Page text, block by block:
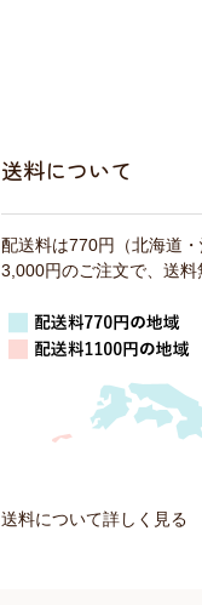
送料について
配送料は770円（北海道・
3,000円のご注文で、送料
送料について詳しく見る